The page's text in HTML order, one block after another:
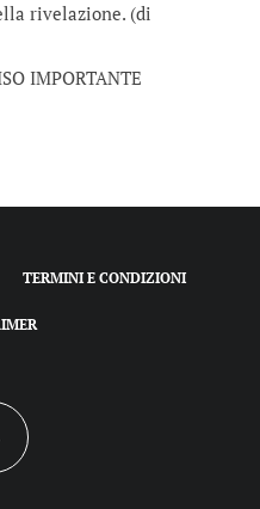
rivelazione. (di
IMPORTANTE
TERMINI E CONDIZIONI